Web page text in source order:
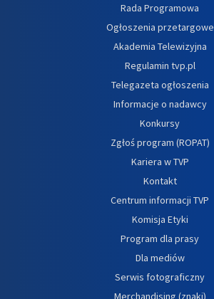
Rada Programowa
Ogłoszenia przetargowe
Akademia Telewizyjna
Regulamin tvp.pl
Telegazeta ogłoszenia
Informacje o nadawcy
Konkursy
Zgłoś program (ROPAT)
Kariera w TVP
Kontakt
Centrum informacji TVP
Komisja Etyki
Program dla prasy
Dla mediów
Serwis fotograficzny
Merchandising (znaki)